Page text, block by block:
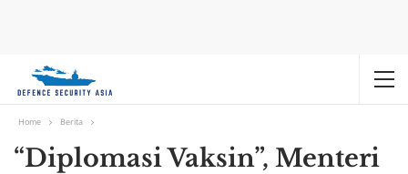
Home Berita
“Diplomasi Vaksin”, Menteri